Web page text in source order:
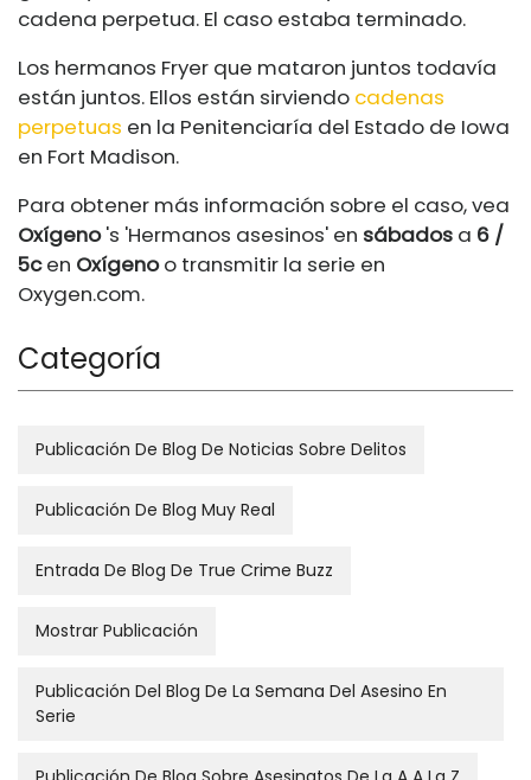
cadena perpetua. El caso estaba terminado.
Los hermanos Fryer que mataron juntos todavía
están juntos. Ellos están sirviendo cadenas
perpetuas en la Penitenciaría del Estado de Iowa
en Fort Madison.
Para obtener más información sobre el caso, vea
Oxígeno's 'Hermanos asesinos' en sábados a 6 /
5cen Oxígenoo transmitir la serie en
Oxygen.com.
Categoría
Publicación De Blog De Noticias Sobre Delitos
Publicación De Blog Muy Real
Entrada De Blog De True Crime Buzz
Mostrar Publicación
Publicación Del Blog De La Semana Del Asesino En
Serie